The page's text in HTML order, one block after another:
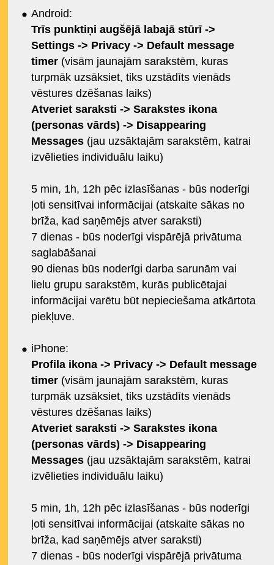
Android:
Trīs punktiņi augšējā labajā stūrī ->
Settings -> Privacy -> Default message
timer (visām jaunajām sarakstēm, kuras
turpmāk uzsāksiet, tiks uzstādīts vienāds
vēstures dzēšanas laiks)
Atveriet saraksti -> Sarakstes ikona
(personas vārds) -> Disappearing
Messages (jau uzsāktajām sarakstēm, katrai
izvēlieties individuālu laiku)
5 min, 1h, 12h pēc izlasīšanas - būs noderīgi
ļoti sensitīvai informācijai (atskaite sākas no
brīža, kad saņēmējs atver saraksti)
7 dienas - būs noderīgi vispārējā privātuma
saglabāšanai
90 dienas būs noderīgi darba sarunām vai
lielu grupu sarakstēm, kurās publicētajai
informācijai varētu būt nepieciešama atkārtota
piekļuve.
iPhone:
Profila ikona -> Privacy -> Default message
timer (visām jaunajām sarakstēm, kuras
turpmāk uzsāksiet, tiks uzstādīts vienāds
vēstures dzēšanas laiks)
Atveriet saraksti -> Sarakstes ikona
(personas vārds) -> Disappearing
Messages (jau uzsāktajām sarakstēm, katrai
izvēlieties individuālu laiku)
5 min, 1h, 12h pēc izlasīšanas - būs noderīgi
ļoti sensitīvai informācijai (atskaite sākas no
brīža, kad saņēmējs atver saraksti)
7 dienas - būs noderīgi vispārējā privātuma